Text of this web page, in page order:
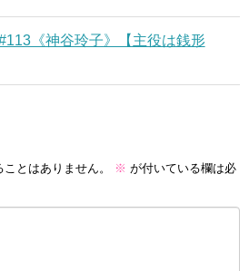
《神谷玲子》【主役は銭形
とはありません。 ※ が付いている欄は必